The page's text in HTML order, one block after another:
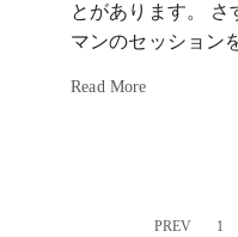
とがあります。 さ
マンのセッション
Read More
PREV 1